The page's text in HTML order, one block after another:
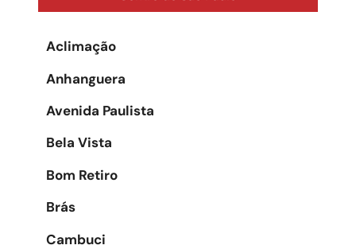
Aclimação
Anhanguera
Avenida Paulista
Bela Vista
Bom Retiro
Brás
Cambuci